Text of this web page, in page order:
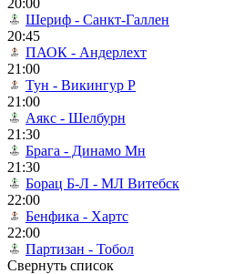
20:00
Шериф - Санкт-Галлен
20:45
ПАОК - Андерлехт
21:00
Тун - Викингур Р
21:00
Аякс - Шелбурн
21:30
Брага - Динамо Мн
21:30
Борац Б-Л - МЛ Витебск
22:00
Бенфика - Хартс
22:00
Партизан - Тобол
Свернуть список